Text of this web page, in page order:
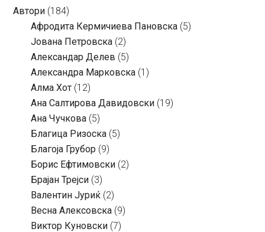
Автори (184)
Aфродита Кермичиева Пановска (5)
Јована Петровска (2)
Александар Делев (5)
Александра Марковска (1)
Алма Хот (12)
Ана Салтирова Давидовски (19)
Ана Чучкова (5)
Благица Ризоска (5)
Благоја Грубор (9)
Борис Ефтимовски (2)
Брајан Трејси (3)
Валентин Јуриќ (2)
Весна Алексовска (9)
Виктор Куновски (7)